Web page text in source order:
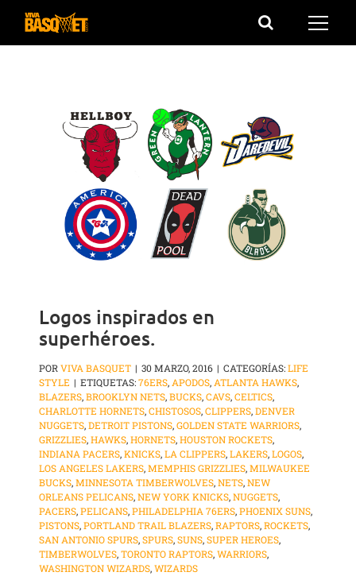
Saltar
Logos inspirados en
superhéroes.
PORVIVA BASQUET | 30 MARZO, 2016 | CATEGORÍAS:LIFE
STYLE | ETIQUETAS:76ERS,APODOS,ATLANTA HAWKS,
BLAZERS,BROOKLYN NETS,BUCKS,CAVS,CELTICS,
CHARLOTTE HORNETS,CHISTOSOS,CLIPPERS,DENVER
NUGGETS,DETROIT PISTONS,GOLDEN STATE WARRIORS,
GRIZZLIES,HAWKS,HORNETS,HOUSTON ROCKETS,
INDIANA PACERS,KNICKS,LA CLIPPERS,LAKERS,LOGOS,
LOS ANGELES LAKERS,MEMPHIS GRIZZLIES,MILWAUKEE
BUCKS,MINNESOTA TIMBERWOLVES,NETS,NEW
ORLEANS PELICANS,NEW YORK KNICKS,NUGGETS,
PACERS,PELICANS,PHILADELPHIA 76ERS,PHOENIX SUNS,
PISTONS,PORTLAND TRAIL BLAZERS,RAPTORS,ROCKETS,
SAN ANTONIO SPURS,SPURS,SUNS,SUPER HEROES,
TIMBERWOLVES,TORONTO RAPTORS,WARRIORS,
WASHINGTON WIZARDS,WIZARDS